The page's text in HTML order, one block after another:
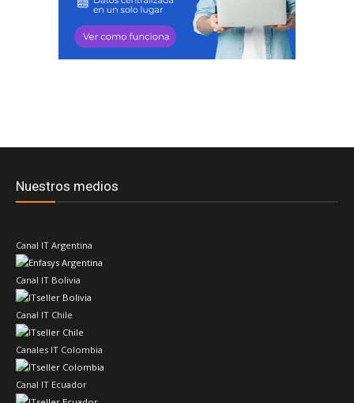
Nuestros medios
Canal IT Argentina
Canal IT Bolivia
Canal IT Chile
Canales IT Colombia
Canal IT Ecuador